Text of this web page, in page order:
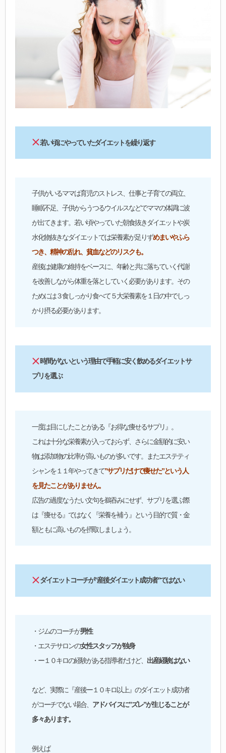
若い頃にやっていたダイエットを繰り返す
子供がいるママは育児のストレス、仕事と子育ての両立、
睡眠不足、子供からうつるウイルスなどでママの体調に波
が出てきます。若い頃やっていた朝食抜きダイエットや炭
水化物抜きなダイエットでは栄養素が足りずめまいやふら
つき、精神の乱れ、貧血などのリスクも。
産後は健康の維持をベースに、年齢と共に落ちていく代謝
を改善しながら体重を落としていく必要があります。その
ためには３食しっかり食べて５大栄養素を１日の中でしっ
かり摂る必要があります。
時間がないという理由で手軽に安く飲めるダイエットサ
プリを選ぶ
一度は目にしたことがある『お得な痩せるサプリ』。
これは十分な栄養素が入っておらず、さらに金額的に安い
物は添加物の比率が高いものが多いです。またエステティ
シャンを１１年やってきて”サプリだけで痩せた”という人
を見たことがありません。
広告の過度なうたい文句を鵜吞みにせず、サプリを選ぶ際
は『痩せる』ではなく『栄養を補う』という目的で質・金
額ともに高いものを摂取しましょう。
ダイエットコーチが”産後ダイエット成功者”ではない
・ジムのコーチが男性
・エステサロンの女性スタッフが独身
・ー１０キロの経験がある指導者だけど、 出産経験はない
など、実際に『産後ー１０キロ以上』のダイエット成功者
がコーチでない場合、 アドバイスに”ズレ”が生じることが
多々あります。
例えば